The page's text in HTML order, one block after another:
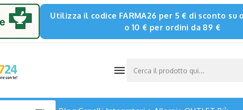
Utilizza il codice FARMA26 per 5 € di sconto su
o 10 € per ordini da 89 €
